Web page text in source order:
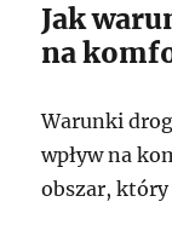
Jak
na
Warunki
wpływ na
obszar,